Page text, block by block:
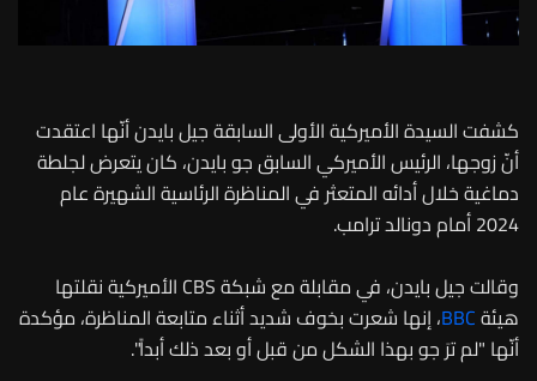
كشفت السيدة الأميركية الأولى السابقة جيل بايدن أنّها اعتقدت
أنّ زوجها، الرئيس الأميركي السابق جو بايدن، كان يتعرض لجلطة
دماغية خلال أدائه المتعثر في المناظرة الرئاسية الشهيرة عام
2024 أمام دونالد ترامب.
وقالت جيل بايدن، في مقابلة مع شبكة CBS الأميركية نقلتها
هيئةBBC، إنها شعرت بخوف شديد أثناء متابعة المناظرة، مؤكدة
أنّها "لم ترَ جو بهذا الشكل من قبل أو بعد ذلك أبداً".